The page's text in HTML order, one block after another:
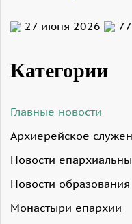
27 июня 2026
Категории
Главные новости
Архиерейское
Новости
Новости образования
Монастыри епархии